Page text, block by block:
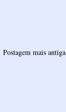
Postagem mais antiga